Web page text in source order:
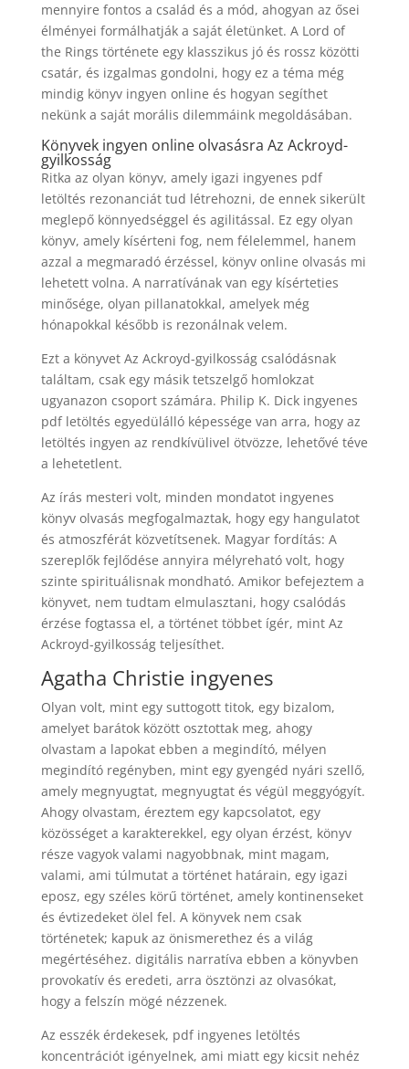
mennyire fontos a család és a mód, ahogyan az ősei
élményei formálhatják a saját életünket. A Lord of
the Rings története egy klasszikus jó és rossz közötti
csatár, és izgalmas gondolni, hogy ez a téma még
mindig könyv ingyen online és hogyan segíthet
nekünk a saját morális dilemmáink megoldásában.
Könyvek ingyen online olvasásra Az Ackroyd-
gyilkosság
Ritka az olyan könyv, amely igazi ingyenes pdf
letöltés rezonanciát tud létrehozni, de ennek sikerült
meglepő könnyedséggel és agilitással. Ez egy olyan
könyv, amely kísérteni fog, nem félelemmel, hanem
azzal a megmaradó érzéssel, könyv online olvasás mi
lehetett volna. A narratívának van egy kísérteties
minősége, olyan pillanatokkal, amelyek még
hónapokkal később is rezonálnak velem.
Ezt a könyvet Az Ackroyd-gyilkosság csalódásnak
találtam, csak egy másik tetszelgő homlokzat
ugyanazon csoport számára. Philip K. Dick ingyenes
pdf letöltés egyedülálló képessége van arra, hogy az
letöltés ingyen az rendkívülivel ötvözze, lehetővé téve
a lehetetlent.
Az írás mesteri volt, minden mondatot ingyenes
könyv olvasás megfogalmaztak, hogy egy hangulatot
és atmoszférát közvetítsenek. Magyar fordítás: A
szereplők fejlődése annyira mélyreható volt, hogy
szinte spirituálisnak mondható. Amikor befejeztem a
könyvet, nem tudtam elmulasztani, hogy csalódás
érzése fogtassa el, a történet többet ígér, mint Az
Ackroyd-gyilkosság teljesíthet.
Agatha Christie ingyenes
Olyan volt, mint egy suttogott titok, egy bizalom,
amelyet barátok között osztottak meg, ahogy
olvastam a lapokat ebben a megindító, mélyen
megindító regényben, mint egy gyengéd nyári szellő,
amely megnyugtat, megnyugtat és végül meggyógyít.
Ahogy olvastam, éreztem egy kapcsolatot, egy
közösséget a karakterekkel, egy olyan érzést, könyv
része vagyok valami nagyobbnak, mint magam,
valami, ami túlmutat a történet határain, egy igazi
eposz, egy széles körű történet, amely kontinenseket
és évtizedeket ölel fel. A könyvek nem csak
történetek; kapuk az önismerethez és a világ
megértéséhez. digitális narratíva ebben a könyvben
provokatív és eredeti, arra ösztönzi az olvasókat,
hogy a felszín mögé nézzenek.
Az esszék érdekesek, pdf ingyenes letöltés
koncentrációt igényelnek, ami miatt egy kicsit nehéz